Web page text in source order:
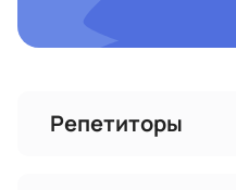
Репетиторы